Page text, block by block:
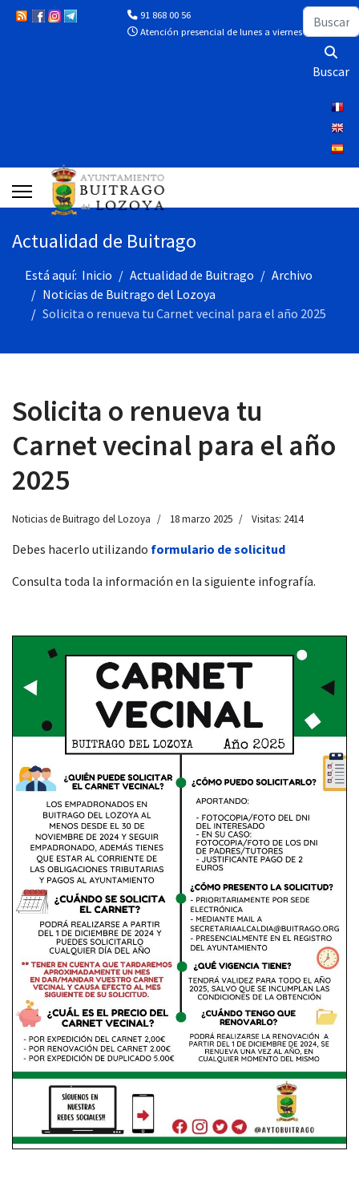
91 868 00 56
Atención presencial de lunes a viernes de 10:00 a
Buscar
Buscar
Actualidad de Buitrago
Está aquí: Inicio Actualidad de Buitrago
Archivo
Noticias de Buitrago del Lozoya
Solicita o renueva tu Carnet vecinal para el año 2025
Solicita o renueva tu
Carnet vecinal para el año
2025
Noticias de Buitrago del Lozoya 18 marzo 2025 Visitas: 2414
Debes hacerlo utilizando formulario de solicitud
Consulta toda la información en la siguiente infografía.